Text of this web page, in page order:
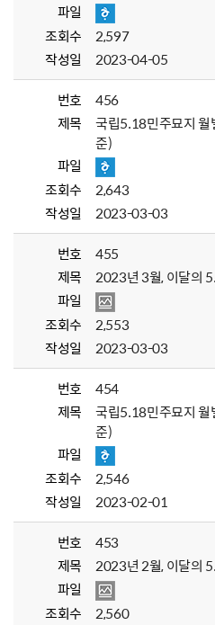
파일
조회수
2,597
작성일
2023-04-05
번호
456
제목
국립5.18민주묘지
준)
파일
조회수
2,643
작성일
2023-03-03
번호
455
제목
2023년 3월, 이달의
파일
조회수
2,553
작성일
2023-03-03
번호
454
제목
국립5.18민주묘지
준)
파일
조회수
2,546
작성일
2023-02-01
번호
453
제목
2023년 2월, 이달의
파일
조회수
2,560